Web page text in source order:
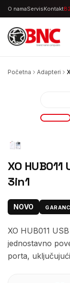
O namaServisKontakt
Početna Adapteri
XO
3in1
NOVO
XO HUB011
jednostavno
porta,